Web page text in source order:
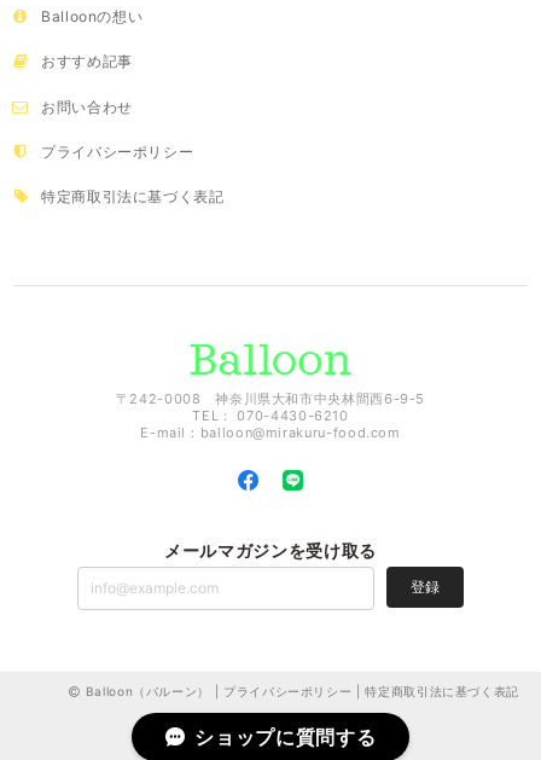
Balloonの想い
おすすめ記事
お問い合わせ
プライバシーポリシー
特定商取引法に基づく表記
〒242-0008 神奈川県大和市中央林間西6-9-5
TEL： 070-4430-6210
E-mail： balloon@mirakuru-food.com
メールマガジンを受け取る
登録
Balloon（バルーン） | プライバシーポリシー |特定商取引法に基づく表記
ショップに質問する